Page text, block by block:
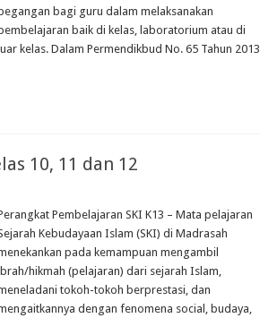
bagi guru dalam melaksanakan
baik di kelas, laboratorium atau di
luar kelas. Dalam Permendikbud No. 65 Tahun 2013
10, 11 dan 12
Pembelajaran SKI K13 – Mata pelajaran
Kebudayaan Islam (SKI) di Madrasah
pada kemampuan mengambil
hikmah (pelajaran) dari sejarah Islam,
tokoh-tokoh berprestasi, dan
dengan fenomena social, budaya,